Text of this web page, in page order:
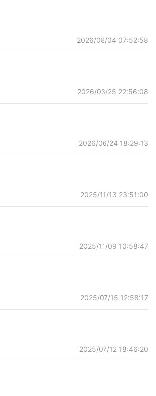
2026/08/04 07:52:58
2026/03/25 22:56:08
2026/06/24 18:29:13
2025/11/13 23:51:00
2025/11/09 10:58:47
2025/07/15 12:58:17
2025/07/12 18:46:20